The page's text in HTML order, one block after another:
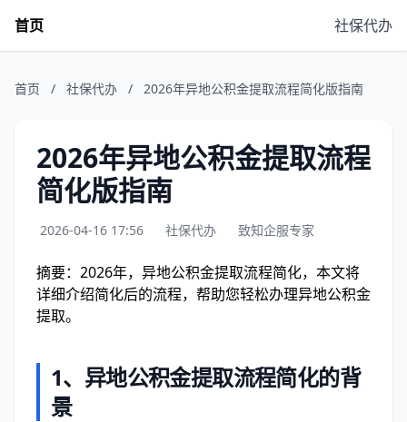
首页 社保代办
首页 / 社保代办 / 2026年异地公积金提取流程简化版指南
2026年异地公积金提取流程
简化版指南
2026-04-16 17:56 社保代办 致知企服专家
摘要：2026年，异地公积金提取流程简化，本文将
详细介绍简化后的流程，帮助您轻松办理异地公积金
提取。
1、异地公积金提取流程简化的背
景